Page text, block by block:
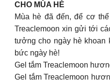
CHO MÙA HÈ
Mùa hè đã đến, để cơ
Treaclemoon xin gửi tới
tưởng cho ngày hè khoan
bức ngày hè!
Gel tắm Treaclemoon
Gel tắm Treaclemoon